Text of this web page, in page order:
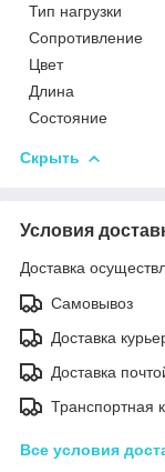
Тип нагрузки
Сопротивление
Цвет
Длина
Состояние
Скрыть
Условия
Доставка
Самовывоз
Доставка
Доставка
Транспортная
Все условия